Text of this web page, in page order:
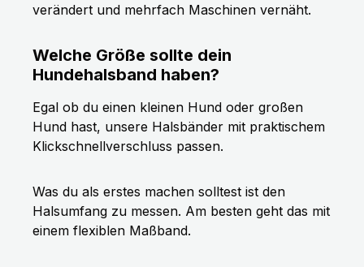
verändert und mehrfach Maschinen vernäht.
Welche Größe sollte dein
Hundehalsband haben?
Egal ob du einen kleinen Hund oder großen
Hund hast, unsere Halsbänder mit praktischem
Klickschnellverschluss passen.
Was du als erstes machen solltest ist den
Halsumfang zu messen. Am besten geht das mit
einem flexiblen Maßband.